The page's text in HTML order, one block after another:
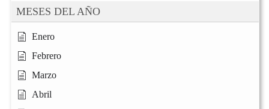
MESES DEL AÑO
Enero
Febrero
Marzo
Abril